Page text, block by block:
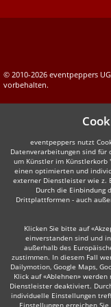
© 2010-2026 eventpeppers
vorbehalten.
eventpeppers nutzt
Datenverarbeitungen sind für
um Künstler im Künstlerkorb
einen optimierten und
externer Dienstleister wie z.
Durch die Einbindung
Drittplattformen - auch
Klicken Sie bitte auf
einverstanden sind und
außerhalb des
zustimmen. In diesem Fall
Dailymotion, Google Maps,
Klick auf «Ablehnen»
Dienstleister deaktiviert.
individuelle Einstellungen
Einstellungen erreichen